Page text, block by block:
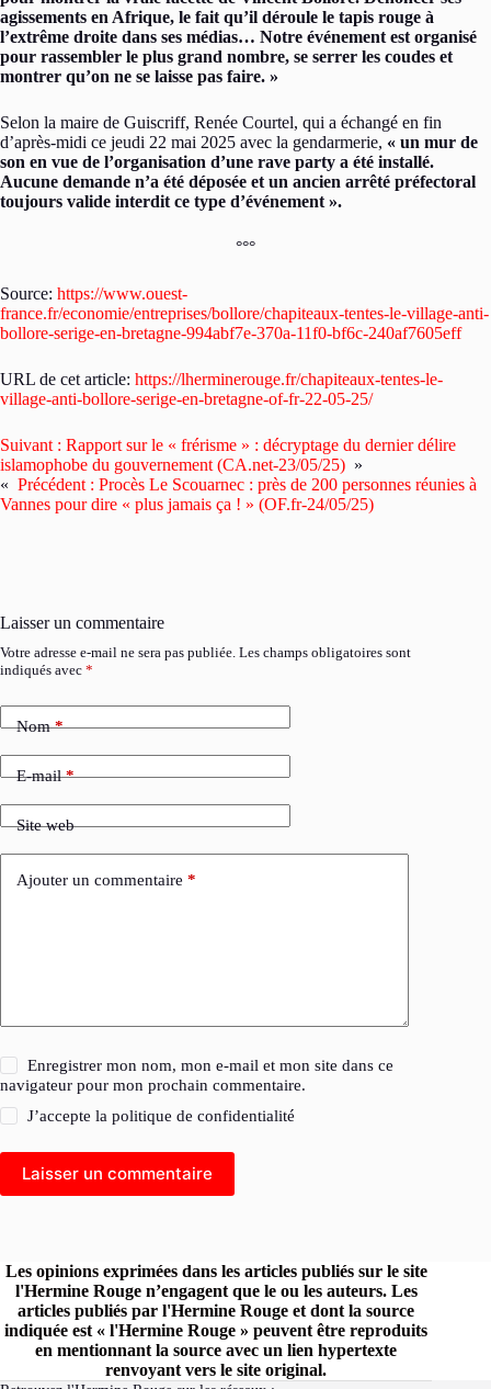
agissements en Afrique, le fait qu’il déroule le tapis rouge à
l’extrême droite dans ses médias… Notre événement est organisé
pour rassembler le plus grand nombre, se serrer les coudes et
montrer qu’on ne se laisse pas faire. »
Selon la maire de Guiscriff, Renée Courtel, qui a échangé en fin
d’après-midi ce jeudi 22 mai 2025 avec la gendarmerie, « un mur de
son en vue de l’organisation d’une rave party a été installé.
Aucune demande n’a été déposée et un ancien arrêté préfectoral
toujours valide interdit ce type d’événement ».
°°°
Source: https://www.ouest-
france.fr/economie/entreprises/bollore/chapiteaux-tentes-le-village-anti-
bollore-serige-en-bretagne-994abf7e-370a-11f0-bf6c-240af7605eff
URL de cet article: https://lherminerouge.fr/chapiteaux-tentes-le-
village-anti-bollore-serige-en-bretagne-of-fr-22-05-25/
Suivant : Rapport sur le « frérisme » : décryptage du dernier délire
islamophobe du gouvernement (CA.net-23/05/25) »
« Précédent : Procès Le Scouarnec : près de 200 personnes réunies à
Vannes pour dire « plus jamais ça ! » (OF.fr-24/05/25)
Laisser un commentaire
Votre adresse e-mail ne sera pas publiée. Les champs obligatoires sont
indiqués avec *
Nom*
E-mail*
Site web
Ajouter un commentaire *
Enregistrer mon nom, mon e-mail et mon site dans ce
navigateur pour mon prochain commentaire.
J’accepte lapolitique de confidentialité
Laisser un commentaire
Les opinions exprimées dans les articles publiés sur le site
l'Hermine Rouge n’engagent que le ou les auteurs. Les
articles publiés par l'Hermine Rouge et dont la source
indiquée est « l'Hermine Rouge » peuvent être reproduits
en mentionnant la source avec un lien hypertexte
renvoyant vers le site original.